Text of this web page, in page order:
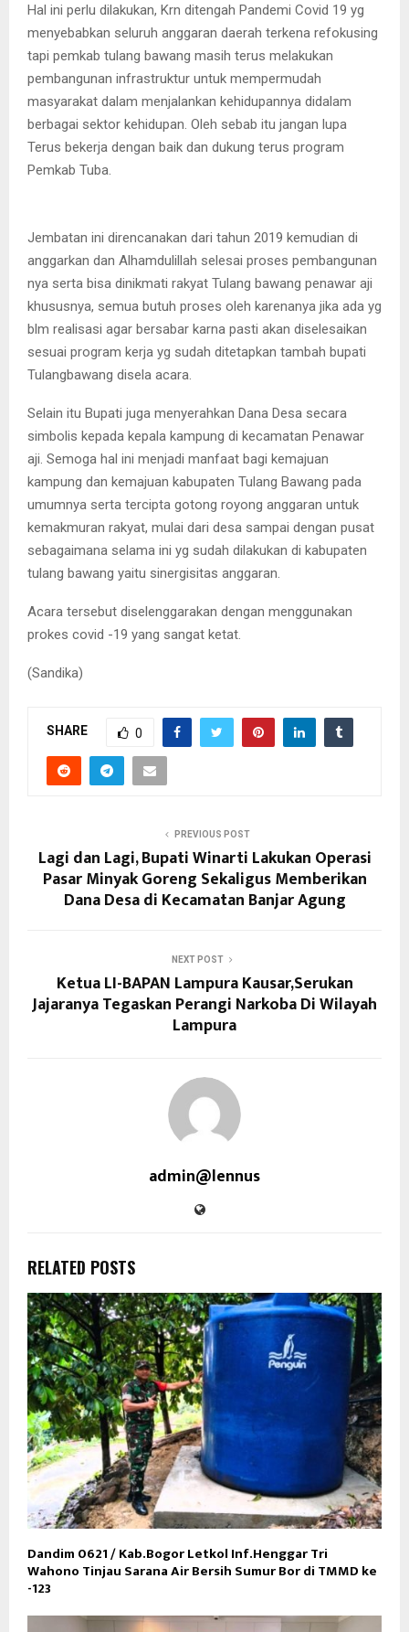
Hal ini perlu dilakukan, Krn ditengah Pandemi Covid 19 yg
menyebabkan seluruh anggaran daerah terkena refokusing
tapi pemkab tulang bawang masih terus melakukan
pembangunan infrastruktur untuk mempermudah
masyarakat dalam menjalankan kehidupannya didalam
berbagai sektor kehidupan. Oleh sebab itu jangan lupa
Terus bekerja dengan baik dan dukung terus program
Pemkab Tuba.
Jembatan ini direncanakan dari tahun 2019 kemudian di
anggarkan dan Alhamdulillah selesai proses pembangunan
nya serta bisa dinikmati rakyat Tulang bawang penawar aji
khususnya, semua butuh proses oleh karenanya jika ada yg
blm realisasi agar bersabar karna pasti akan diselesaikan
sesuai program kerja yg sudah ditetapkan tambah bupati
Tulangbawang disela acara.
Selain itu Bupati juga menyerahkan Dana Desa secara
simbolis kepada kepala kampung di kecamatan Penawar
aji. Semoga hal ini menjadi manfaat bagi kemajuan
kampung dan kemajuan kabupaten Tulang Bawang pada
umumnya serta tercipta gotong royong anggaran untuk
kemakmuran rakyat, mulai dari desa sampai dengan pusat
sebagaimana selama ini yg sudah dilakukan di kabupaten
tulang bawang yaitu sinergisitas anggaran.
Acara tersebut diselenggarakan dengan menggunakan
prokes covid -19 yang sangat ketat.
(Sandika)
SHARE 0
PREVIOUS POST
Lagi dan Lagi, Bupati Winarti Lakukan Operasi
Pasar Minyak Goreng Sekaligus Memberikan
Dana Desa di Kecamatan Banjar Agung
NEXT POST
Ketua LI-BAPAN Lampura Kausar,Serukan
Jajaranya Tegaskan Perangi Narkoba Di Wilayah
Lampura
admin@lennus
RELATED POSTS
Dandim 0621 / Kab.Bogor Letkol Inf.Henggar Tri
Wahono Tinjau Sarana Air Bersih Sumur Bor di TMMD ke
-123